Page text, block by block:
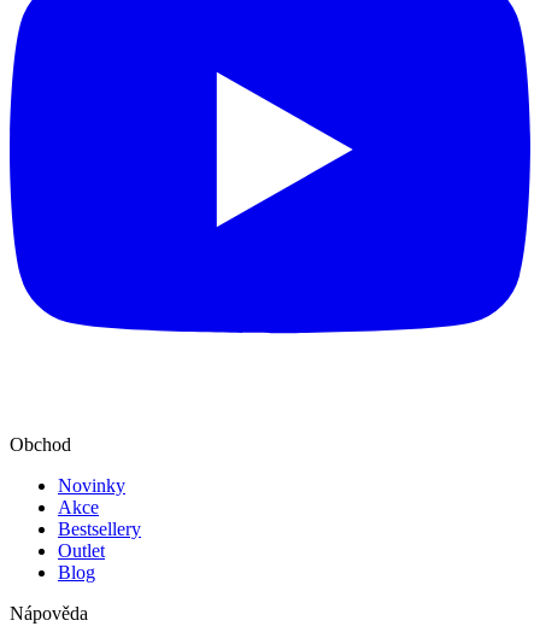
Obchod
Novinky
Akce
Bestsellery
Outlet
Blog
Nápověda